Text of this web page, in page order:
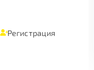
Регистрация